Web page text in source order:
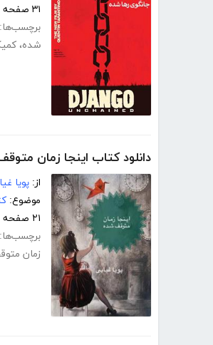
۳۱ صفحه
برچسب‌ها:
شده،
دانلود کتاب اینجا زمان
از: پویا
موضوع:
۲۱ صفحه
برچسب‌ها:
زمان